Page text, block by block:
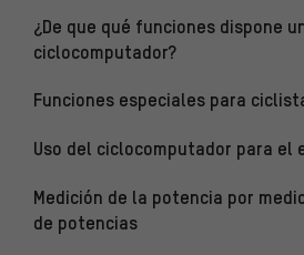
¿De que qué funciones dispone
ciclocomputador?
Funciones especiales para
Uso del ciclocomputador para el
Medición de la potencia por
de potencias